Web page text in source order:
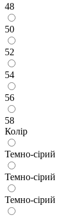
48
50
52
54
56
58
Колір
Темно-сірий
Темно-сірий
Темно-сірий